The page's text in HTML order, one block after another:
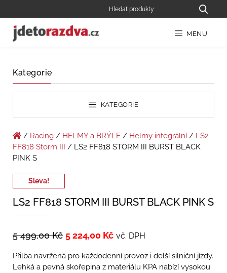
MENU
Kategorie
KATEGORIE
/ Racing / HELMY a BRÝLE / Helmy integrální / LS2
FF818 Storm III
/ LS2 FF818 STORM III BURST BLACK
PINK S
Sleva!
LS2 FF818 STORM III BURST BLACK PINK S
5 499,00Kč 5 224,00 Kč vč. DPH
Přilba navržená pro každodenní provoz i delší silniční jízdy.
Lehká a pevná skořepina z materiálu KPA nabízí vysokou